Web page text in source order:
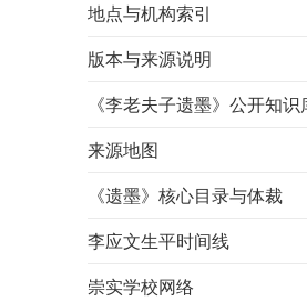
地点与机构索引
版本与来源说明
《李老夫子遗墨》公开知识
来源地图
《遗墨》核心目录与体裁
李应文生平时间线
崇实学校网络